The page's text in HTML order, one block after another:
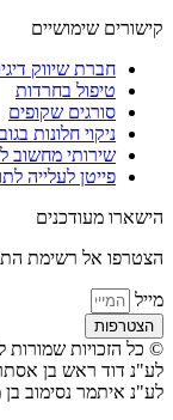
קישורים שימושיים
חברת שיווק
טיפול בחרדות
סורגים שקופים
ניקוי חלונות
שירותי מחשוב
פייטן לעלייה
הישארו מעודכנים
הצטרפו אל רשימת
מייל
הצטרפות
© כל הזכויות
לע"נ דוד ראש בן
לע"נ איתמר נסימוב בן